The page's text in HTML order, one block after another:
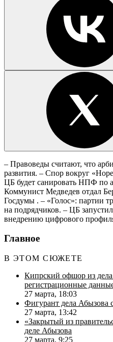
– Правоведы считают, что
развития. – Спор вокруг
ЦБ будет санировать НПФ по
Коммунист Медведев отдал
Госдумы . – «Голос»: партии
на подрядчиков. – ЦБ
внедрению цифрового
Главное
В ЭТОМ СЮЖЕТЕ
Кипрский офшор из
регистрационные
27 марта, 18:03
Фигурант дела Абызова
27 марта, 13:42
«Закрытый из
деле Абызова
27 марта, 9:25